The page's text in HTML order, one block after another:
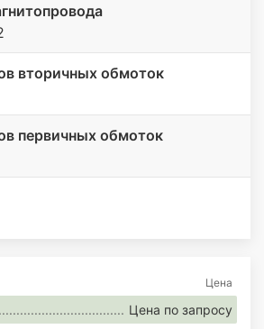
вторичных обмоток
первичных обмоток
Цена
Цена по запросу